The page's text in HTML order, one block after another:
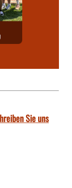
Sie uns